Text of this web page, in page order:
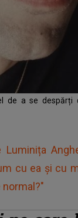
de a se despărți
cu ea și cu